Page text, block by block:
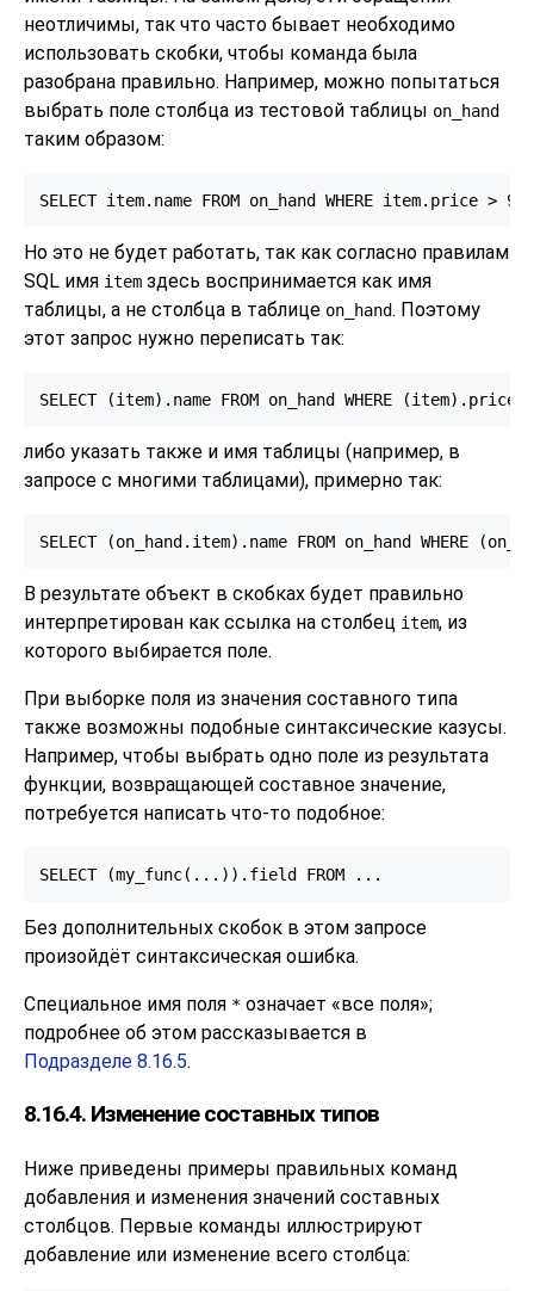
неотличимы, так что часто бывает необходимо
использовать скобки, чтобы команда была
разобрана правильно. Например, можно попытаться
выбрать поле столбца из тестовой таблицы on_hand
таким образом:
SELECT item.name FROM on_hand WHERE item.price >
Но это не будет работать, так как согласно правилам
SQL имя item здесь воспринимается как имя
таблицы, а не столбца в таблице on_hand. Поэтому
этот запрос нужно переписать так:
SELECT (item).name FROM on_hand WHERE (item).price
либо указать также и имя таблицы (например, в
запросе с многими таблицами), примерно так:
SELECT (on_hand.item).name FROM on_hand WHERE
В результате объект в скобках будет правильно
интерпретирован как ссылка на столбец item, из
которого выбирается поле.
При выборке поля из значения составного типа
также возможны подобные синтаксические казусы.
Например, чтобы выбрать одно поле из результата
функции, возвращающей составное значение,
потребуется написать что-то подобное:
SELECT (my_func(...)).field FROM ...
Без дополнительных скобок в этом запросе
произойдёт синтаксическая ошибка.
Специальное имя поля * означает «все поля»;
подробнее об этом рассказывается в
Подразделе 8.16.5.
8.16.4. Изменение составных типов
Ниже приведены примеры правильных команд
добавления и изменения значений составных
столбцов. Первые команды иллюстрируют
добавление или изменение всего столбца: